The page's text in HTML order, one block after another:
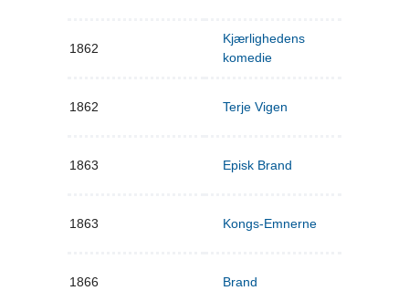
1862
Kjærlighedens
komedie
1862 Terje Vigen
1863 Episk Brand
1863 Kongs-Emnerne
1866 Brand